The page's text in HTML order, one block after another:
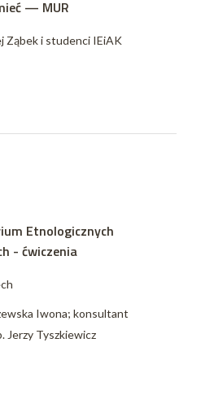
— MUR
Ząbek i studenci IEiAK
Etnologicznych
- ćwiczenia
Iwona; konsultant
Jerzy Tyszkiewicz